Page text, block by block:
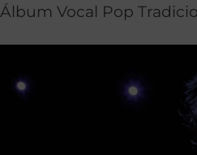
Álbum Vocal Pop